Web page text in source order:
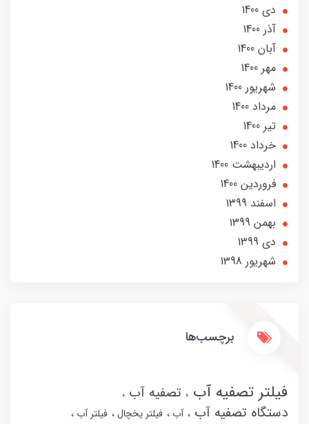
دی 1400
آذر 1400
آبان 1400
مهر 1400
شهریور 1400
مرداد 1400
تير 1400
خرداد 1400
ارديبهشت 1400
فروردین 1400
اسفند 1399
بهمن 1399
دی 1399
شهریور 1398
برچسب‌ها
فیلتر تصفیه آب
تصفیه آب
دستگاه تصفیه آب
آب فیلتر یخچال
فیلتر آب